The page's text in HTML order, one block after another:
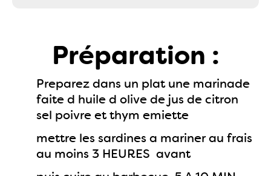
Préparation :
Preparez dans un plat une marinade
faite d huile d olive de jus de citron
sel poivre et thym emiette
mettre les sardines a mariner au frais
au moins 3 HEURES avant